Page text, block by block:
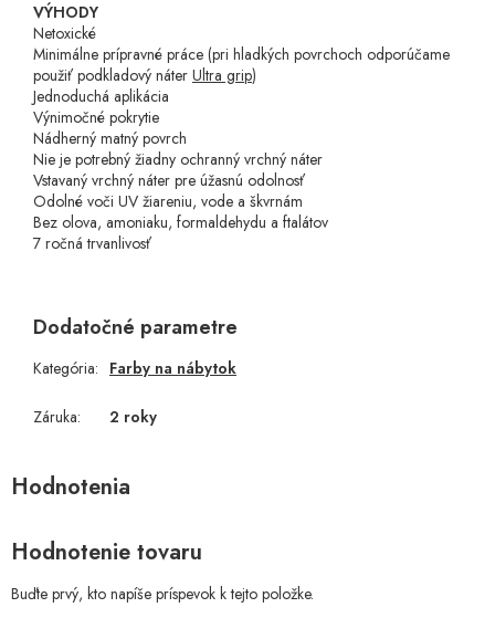
VÝHODY
Netoxické
Minimálne prípravné práce (pri hladkých povrchoch odporúčame
použiť podkladový náter Ultra grip)
Jednoduchá aplikácia
Výnimočné pokrytie
Nádherný matný povrch
Nie je potrebný žiadny ochranný vrchný náter
Vstavaný vrchný náter pre úžasnú odolnosť
Odolné voči UV žiareniu, vode a škvrnám
Bez olova, amoniaku, formaldehydu a ftalátov
7 ročná trvanlivosť
Dodatočné parametre
Kategória: Farby na nábytok
Záruka: 2 roky
Hodnotenie tovaru
Buďte prvý, kto napíše príspevok k tejto položke.